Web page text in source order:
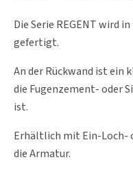
Die Serie REGENT wird
gefertigt.
An der Rückwand ist ein
die Fugenzement- oder
ist.
Erhältlich mit Ein-Loch-
die Armatur.